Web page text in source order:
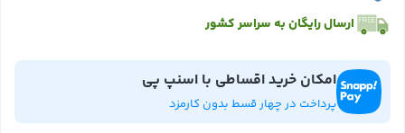
ارسال رایگان به سراسر کشور
امکان خرید اقساطی با اسنپ پی
پرداخت در چهار قسط بدون کارمزد